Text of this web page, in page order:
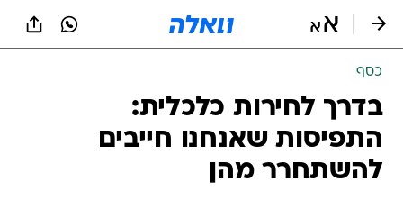
כסף
בדרך לחירות כלכלית:
התפיסות שאנחנו חייבים
להשתחרר מהן